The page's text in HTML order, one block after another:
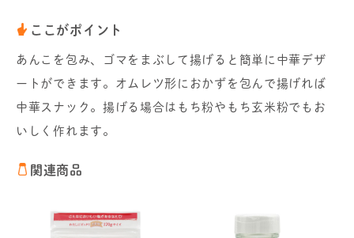
ここがポイント
あんこを包み、ゴマをまぶして揚げると簡単に中華デザ
ートができます。オムレツ形におかずを包んで揚げれば
中華スナック。揚げる場合はもち粉やもち玄米粉でもお
いしく作れます。
関連商品